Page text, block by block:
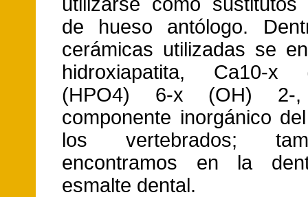
de hueso antólogo.
cerámicas utilizadas se
hidroxiapatita, Ca10-
(HPO4) 6-x (OH) 2-,
componente inorgánico
los vertebrados;
encontramos en la
esmalte dental.